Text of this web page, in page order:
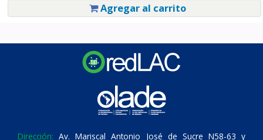
Agregar al carrito
Dirección: Av. Mariscal Antonio José de Sucre N58-63 y